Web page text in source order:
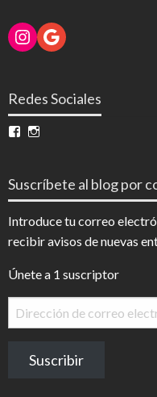
Instagram
Google
Redes Sociales
Ver
en en
Suscríbete al blog por
Introduce tu correo
recibir avisos de nuevas
Únete a 1 suscriptor
Dirección
de
electrónico
Suscribir